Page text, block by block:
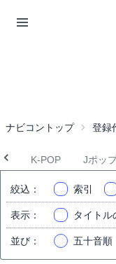
ナビコントップ 登録
K-POP Jポッ
絞込 ： 索引
表示 ： タイトル
並び ： 五十音順